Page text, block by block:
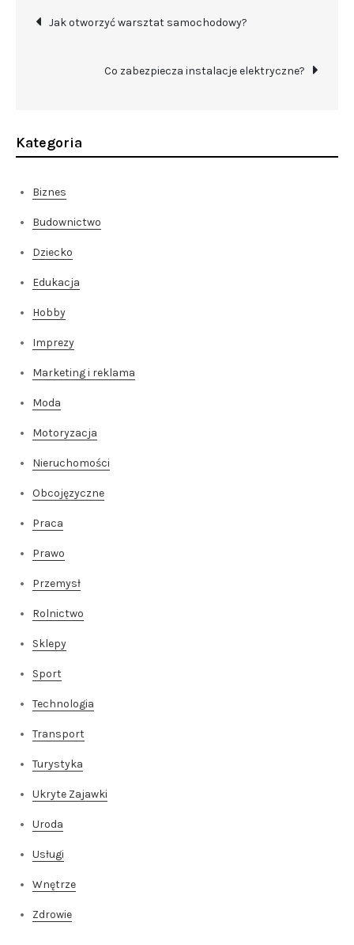
Nawigacja
wpisu
Jak otworzyć warsztat samochodowy?
Co zabezpiecza instalacje elektryczne?
Kategoria
Biznes
Budownictwo
Dziecko
Edukacja
Hobby
Imprezy
Marketing i reklama
Moda
Motoryzacja
Nieruchomości
Obcojęzyczne
Praca
Prawo
Przemysł
Rolnictwo
Sklepy
Sport
Technologia
Transport
Turystyka
Ukryte Zajawki
Uroda
Usługi
Wnętrze
Zdrowie